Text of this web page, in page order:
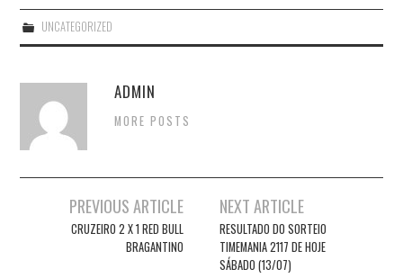
UNCATEGORIZED
ADMIN
MORE POSTS
navigation
PREVIOUS ARTICLE
CRUZEIRO 2 X 1 RED BULL
BRAGANTINO
NEXT ARTICLE
RESULTADO DO SORTEIO
TIMEMANIA 2117 DE HOJE
SÁBADO (13/07)